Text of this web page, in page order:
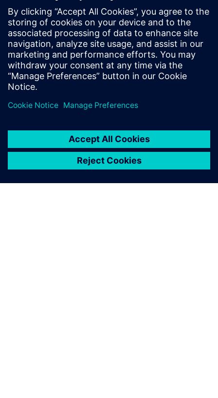
comportamento dos sistemas de produção e processo.
Ao aproveitar a simulação de engenharia em toda a sua
empresa, você pode reduzir os custos de produção e
engenharia e, ao mesmo tempo, melhorar o desempenho
geral.
Share